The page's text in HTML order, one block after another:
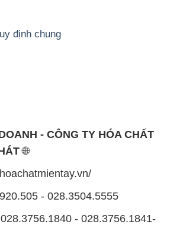
- CÔNG TY HÓA CHẤT
- 028.3756.1841-